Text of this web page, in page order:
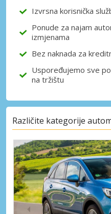
Izvrsna korisnička
Ponude za najam
izmjenama
Bez naknada za
Uspoređujemo sve
na tržištu
Različite kategorije